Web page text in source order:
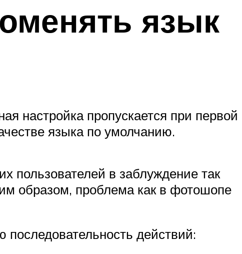
язык
настройка пропускается при первой
языка по умолчанию.
пользователей в заблуждение так
образом, проблема как в фотошопе
действий: